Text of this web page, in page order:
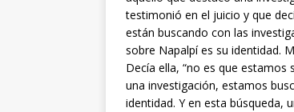
testimonió en el juicio y que
están buscando con las
sobre Napalpí es su identidad.
Decía ella, “no es que estamos
una investigación, estamos
identidad. Y en esta búsqueda,